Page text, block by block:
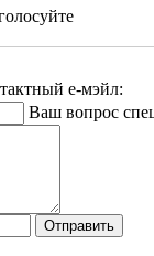
е-мэйл:
Ваш вопрос